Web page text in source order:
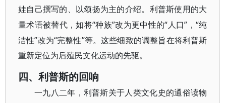
娃自己撰写的、以颂扬为主的介绍。利普斯使用的大
量术语被替代，如将“种族”改为更中性的“人口”，“纯
洁性”改为“完整性”等。这些细致的调整旨在将利普斯
重新定位为后殖民文化运动的先驱。
四、利普斯的回响
一九八二年，利普斯关于人类文化史的通俗读物